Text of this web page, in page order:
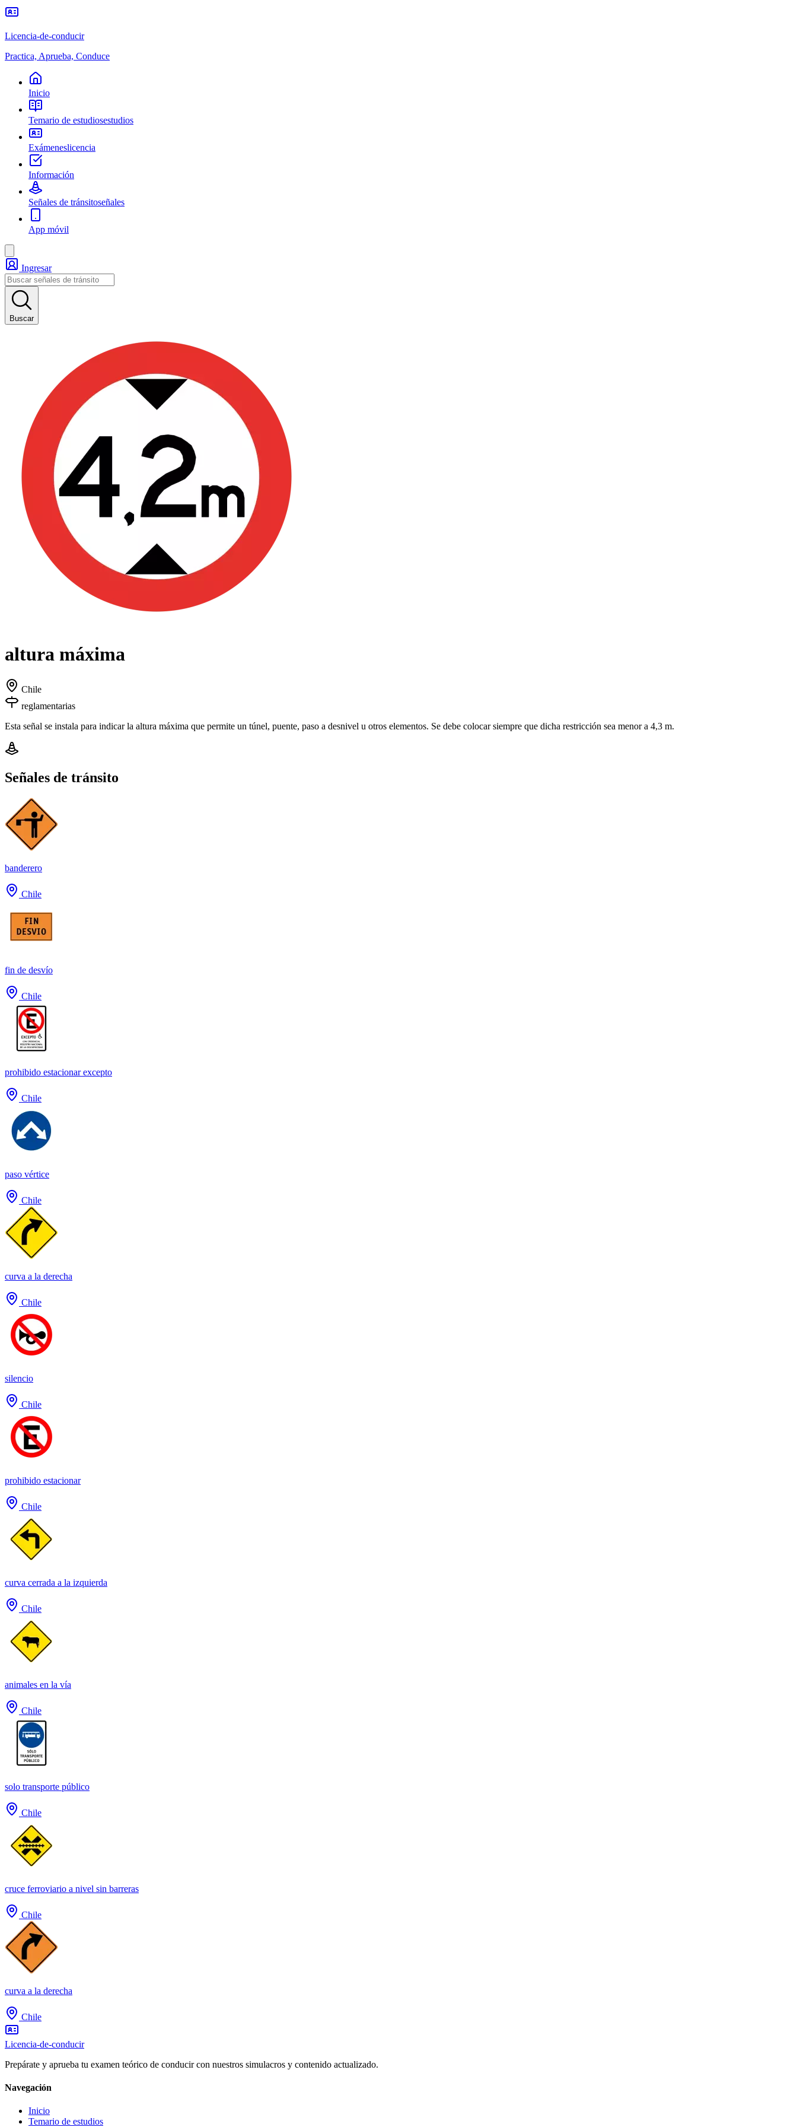
Licencia-de-conducir
Practica, Aprueba, Conduce
Inicio
Temario de estudiosestudios
Exámeneslicencia
Información
Señales de tránsitoseñales
App móvil
Ingresar
Buscar
altura máxima
Chile
reglamentarias
Esta señal se instala para indicar la altura máxima que permite un túnel, puente, paso a desnivel u otros elementos. Se debe colocar siempre que dicha restricción sea menor a 4,3 m.
Señales de tránsito
banderero
Chile
fin de desvío
Chile
prohibido estacionar excepto
Chile
paso vértice
Chile
curva a la derecha
Chile
silencio
Chile
prohibido estacionar
Chile
curva cerrada a la izquierda
Chile
animales en la vía
Chile
solo transporte público
Chile
cruce ferroviario a nivel sin barreras
Chile
curva a la derecha
Chile
Licencia-de-conducir
Prepárate y aprueba tu examen teórico de conducir con nuestros simulacros y contenido actualizado.
Navegación
Inicio
Temario de estudios